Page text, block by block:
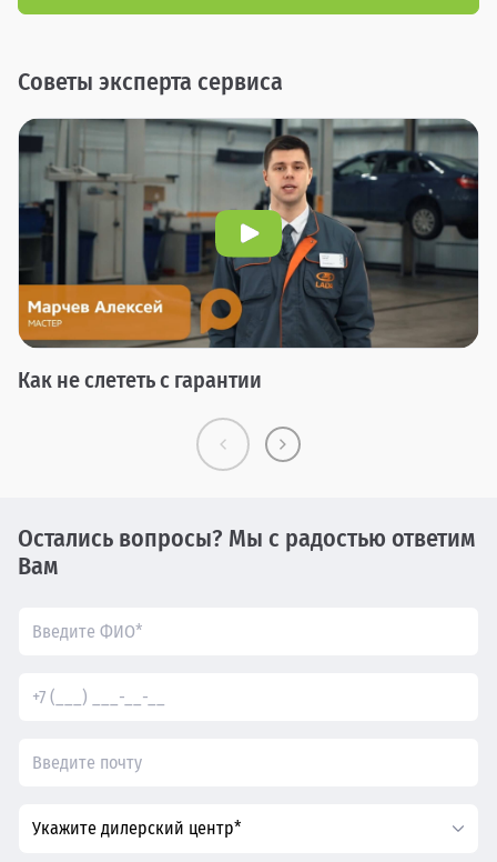
Советы эксперта сервиса
Как не слететь с гарантии
Остались вопросы? Мы с радостью ответим
Вам
Укажите дилерский центр*